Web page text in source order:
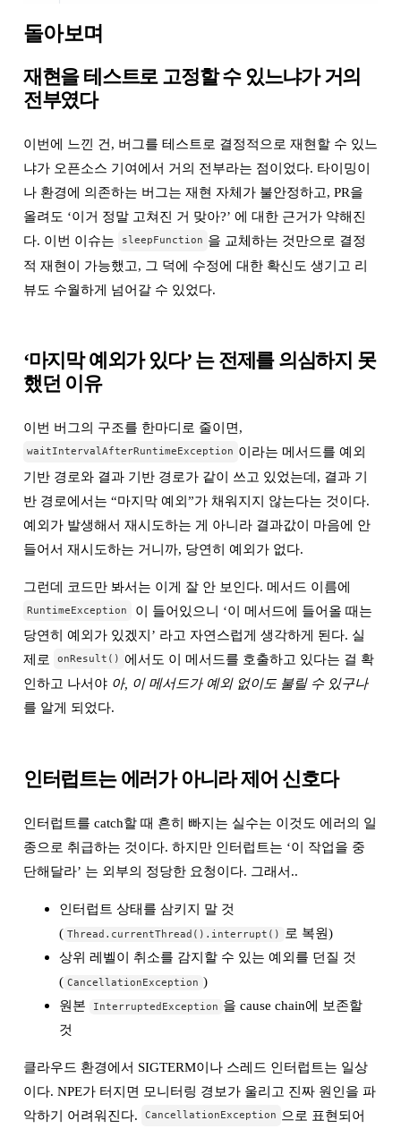
돌아보며
재현을 테스트로 고정할 수 있느냐가 거의
전부였다
이번에 느낀 건, 버그를 테스트로 결정적으로 재현할 수 있느
냐가 오픈소스 기여에서 거의 전부라는 점이었다. 타이밍이
나 환경에 의존하는 버그는 재현 자체가 불안정하고, PR을
올려도 ‘이거 정말 고쳐진 거 맞아?’ 에 대한 근거가 약해진
다. 이번 이슈는
sleepFunction 을 교체하는 것만으로 결정
적 재현이 가능했고, 그 덕에 수정에 대한 확신도 생기고 리
뷰도 수월하게 넘어갈 수 있었다.
‘마지막 예외가 있다’ 는 전제를 의심하지 못
했던 이유
이번 버그의 구조를 한마디로 줄이면,
waitIntervalAfterRuntimeException 이라는 메서드를 예외
기반 경로와 결과 기반 경로가 같이 쓰고 있었는데, 결과 기
반 경로에서는 “마지막 예외”가 채워지지 않는다는 것이다.
예외가 발생해서 재시도하는 게 아니라 결과값이 마음에 안
들어서 재시도하는 거니까, 당연히 예외가 없다.
그런데 코드만 봐서는 이게 잘 안 보인다. 메서드 이름에
RuntimeException
이 들어있으니 ‘이 메서드에 들어올 때는
당연히 예외가 있겠지’ 라고 자연스럽게 생각하게 된다. 실
제로
onResult() 에서도 이 메서드를 호출하고 있다는 걸 확
인하고 나서야 아, 이 메서드가 예외 없이도 불릴 수 있구나
를 알게 되었다.
인터럽트는 에러가 아니라 제어 신호다
인터럽트를 catch할 때 흔히 빠지는 실수는 이것도 에러의 일
종으로 취급하는 것이다. 하지만 인터럽트는 ‘이 작업을 중
단해달라’ 는 외부의 정당한 요청이다. 그래서..
인터럽트 상태를 삼키지 말 것
( Thread.currentThread().interrupt()
로 복원)
상위 레벨이 취소를 감지할 수 있는 예외를 던질 것
( CancellationException )
원본
InterruptedException 을 cause chain에 보존할
것
클라우드 환경에서 SIGTERM이나 스레드 인터럽트는 일상
이다. NPE가 터지면 모니터링 경보가 울리고 진짜 원인을 파
악하기 어려워진다.
CancellationException
으로 표현되어